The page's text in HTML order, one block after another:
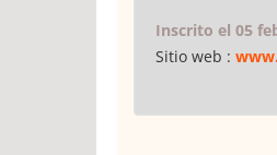
Inscrito el 05
Sitio web :